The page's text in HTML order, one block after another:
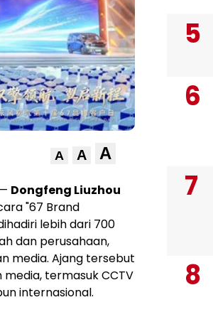
A A A
Dongfeng Liuzhou
"67 Brand
lebih dari 700
dan perusahaan,
media. Ajang tersebut
termasuk CCTV
internasional.